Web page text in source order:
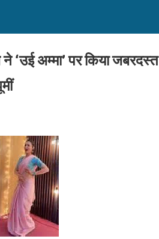
‘उई अम्मा’ पर किया